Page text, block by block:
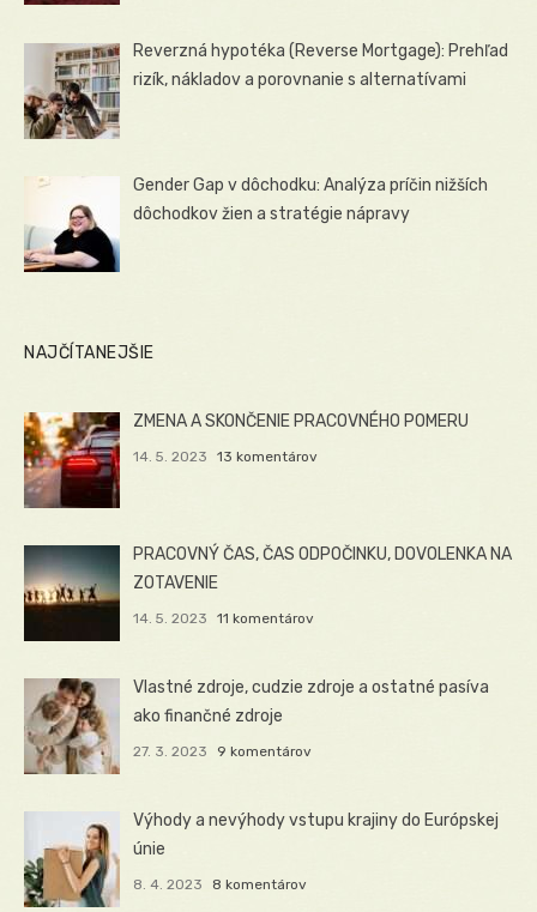
Reverzná hypotéka (Reverse Mortgage): Prehľad
rizík, nákladov a porovnanie s alternatívami
Gender Gap v dôchodku: Analýza príčin nižších
dôchodkov žien a stratégie nápravy
NAJČÍTANEJŠIE
ZMENA A SKONČENIE PRACOVNÉHO POMERU
14. 5. 2023 13 komentárov
PRACOVNÝ ČAS, ČAS ODPOČINKU, DOVOLENKA NA
ZOTAVENIE
14. 5. 2023 11 komentárov
Vlastné zdroje, cudzie zdroje a ostatné pasíva
ako finančné zdroje
27. 3. 2023 9 komentárov
Výhody a nevýhody vstupu krajiny do Európskej
únie
8. 4. 2023 8 komentárov